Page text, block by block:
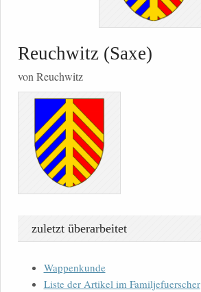
Reuchwitz (Saxe)
von Reuchwitz
zuletzt überarbeitet
Wappenkunde
Liste der Artikel im Familjefuerscher